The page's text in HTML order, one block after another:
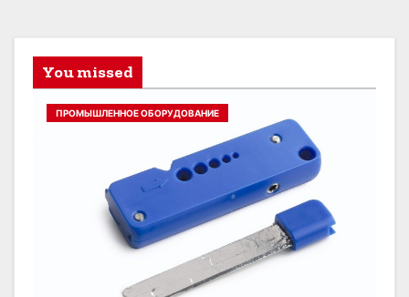
You missed
ПРОМЫШЛЕННОЕ ОБОРУДОВАНИЕ